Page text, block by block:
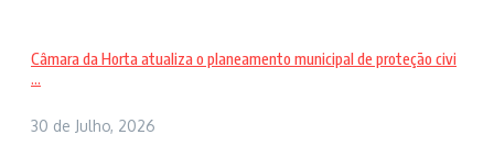
Câmara da Horta atualiza o planeamento municipal de proteção civi
...
30 de Julho, 2026